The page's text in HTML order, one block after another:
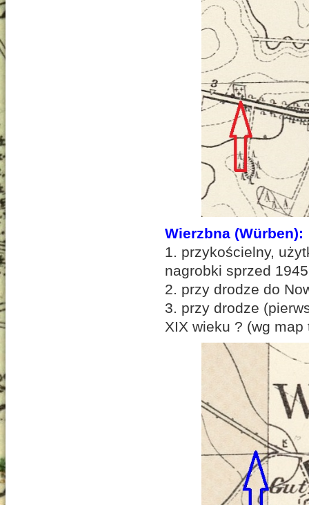
Wierzbna (Würben):
1. przykościelny,
nagrobki sprzed
2. przy drodze do
3. przy drodze
XIX wieku ? (wg